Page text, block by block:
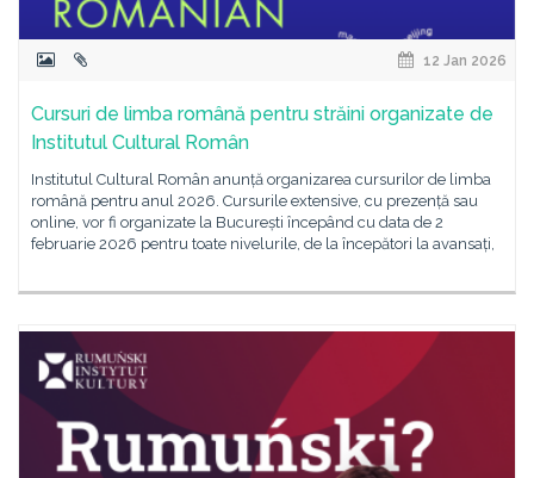
12 Jan 2026
Cursuri de limba română pentru străini organizate de
Institutul Cultural Român
Institutul Cultural Român anunță organizarea cursurilor de limba
română pentru anul 2026. Cursurile extensive, cu prezență sau
online, vor fi organizate la București începând cu data de 2
februarie 2026 pentru toate nivelurile, de la începători la avansați,